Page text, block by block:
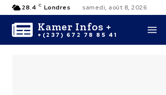
28.4 C Londres samedi, août 8, 2026
Kamer Infos +
+(237) 672 78 85 41